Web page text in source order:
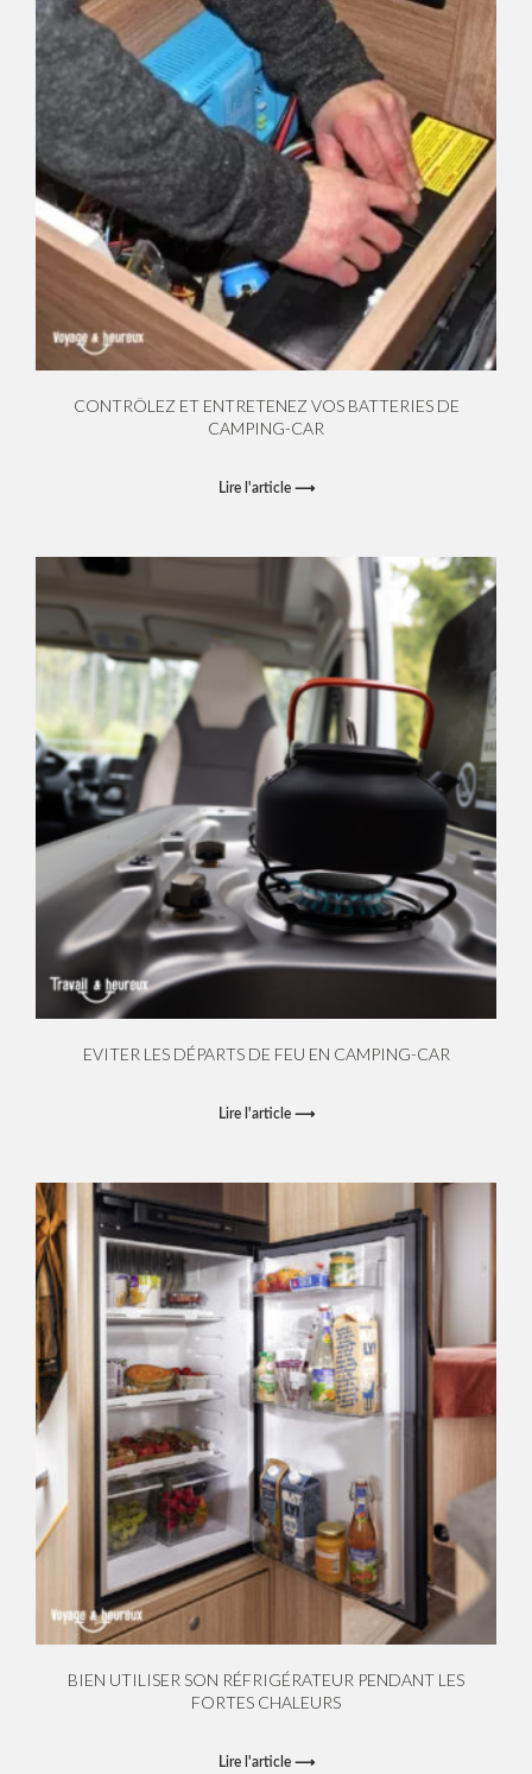
CONTRÔLEZ ET ENTRETENEZ VOS BATTERIES DE
CAMPING-CAR
Lire l'article ⟶
EVITER LES DÉPARTS DE FEU EN CAMPING-CAR
Lire l'article ⟶
BIEN UTILISER SON RÉFRIGÉRATEUR PENDANT LES
FORTES CHALEURS
Lire l'article ⟶